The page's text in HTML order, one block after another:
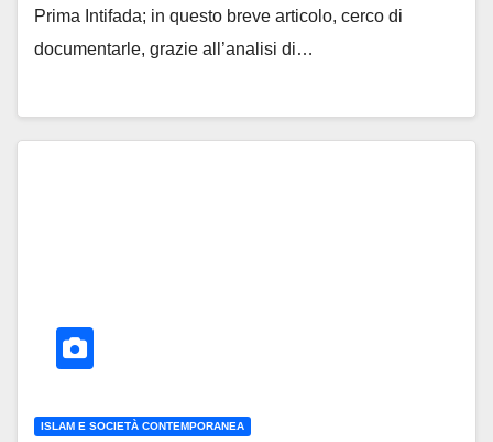
Prima Intifada; in questo breve articolo, cerco di
documentarle, grazie all’analisi di…
ISLAM E SOCIETÀ CONTEMPORANEA